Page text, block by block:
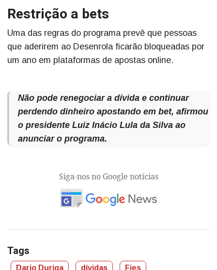
Restrição a bets
Uma das regras do programa prevê que pessoas
que aderirem ao Desenrola ficarão bloqueadas por
um ano em plataformas de apostas online.
Não pode renegociar a dívida e continuar
perdendo dinheiro apostando em bet, afirmou
o presidente Luiz Inácio Lula da Silva ao
anunciar o programa.
Siga-nos no Google notícias
Tags
Dario Duriga dívidas Fies